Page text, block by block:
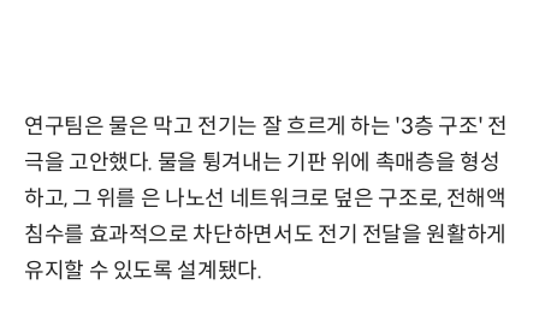
연구팀은 물은 막고 전기는 잘 흐르게 하는 '3층 구조' 전
극을 고안했다. 물을 튕겨내는 기판 위에 촉매층을 형성
하고, 그 위를 은 나노선 네트워크로 덮은 구조로, 전해액
침수를 효과적으로 차단하면서도 전기 전달을 원활하게
유지할 수 있도록 설계됐다.